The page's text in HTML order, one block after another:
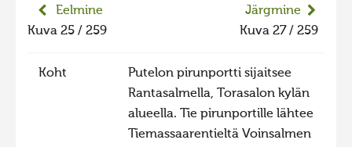
Liikuvad kuvad 2024
Hiite kuvavõistlus 2023 lisa
Hiite kuvavõistlus 2022
Eelmine
Kuva 25 / 259
Järgmine
Kuva 27 / 259
Koht
Putelon pirunportti sijaitsee
Rantasalmella, Torasalon kylän
alueella. Tie pirunportille lähtee
Tiemassaarentieltä Voinsalmen